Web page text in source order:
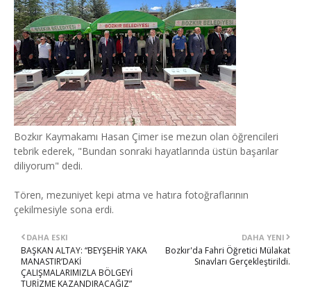
Bozkır Kaymakamı Hasan Çimer ise mezun olan öğrencileri
tebrik ederek, "Bundan sonraki hayatlarında üstün başarılar
diliyorum" dedi.
Tören, mezuniyet kepi atma ve hatıra fotoğraflarının
çekilmesiyle sona erdi.
DAHA YENI
Bozkır'da Fahri Öğretici Mülakat
Sınavları Gerçekleştirildi.
DAHA ESKI
BAŞKAN ALTAY: “BEYŞEHİR YAKA
MANASTIR’DAKİ
ÇALIŞMALARIMIZLA BÖLGEYİ
TURİZME KAZANDIRACAĞIZ”